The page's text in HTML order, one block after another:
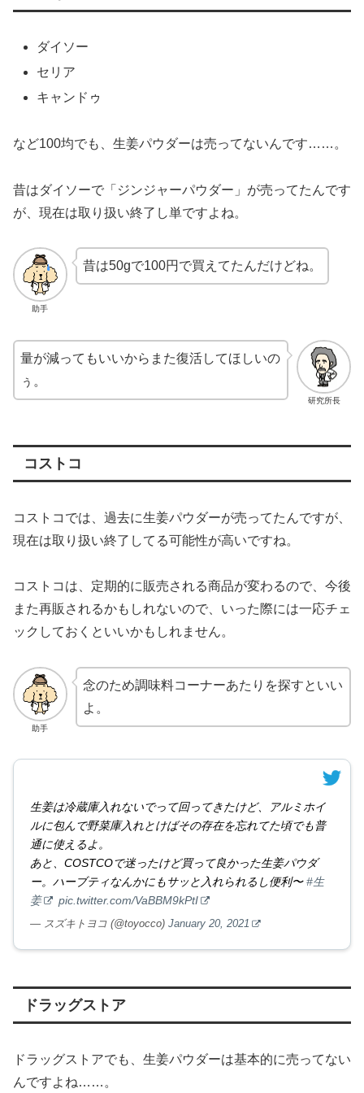
ダイソー
セリア
キャンドゥ
など100均でも、生姜パウダーは売ってないんです……。
昔はダイソーで「ジンジャーパウダー」が売ってたんです
が、現在は取り扱い終了し単ですよね。
助手
昔は50gで100円で買えてたんだけどね。
研究所長
量が減ってもいいからまた復活してほしいの
ぅ。
コストコ
コストコでは、過去に生姜パウダーが売ってたんですが、
現在は取り扱い終了してる可能性が高いですね。
コストコは、定期的に販売される商品が変わるので、今後
また再販されるかもしれないので、いった際には一応チェ
ックしておくといいかもしれません。
助手
念のため調味料コーナーあたりを探すといい
よ。
生姜は冷蔵庫入れないでって回ってきたけど、アルミホイ
ルに包んで野菜庫入れとけばその存在を忘れてた頃でも普
通に使えるよ。
あと、COSTCOで迷ったけど買って良かった生姜パウダ
ー。ハーブティなんかにもサッと入れられるし便利〜#生
姜
pic.twitter.com/VaBBM9kPtI
— スズキトヨコ (@toyocco) January 20, 2021
ドラッグストア
ドラッグストアでも、生姜パウダーは基本的に売ってない
んですよね……。